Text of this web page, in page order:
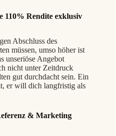
110% Rendite exklusiv
Abschluss des
müssen, umso höher ist
unseriöse Angebot
nicht unter Zeitdruck
gut durchdacht sein. Ein
er will dich langfristig als
& Marketing